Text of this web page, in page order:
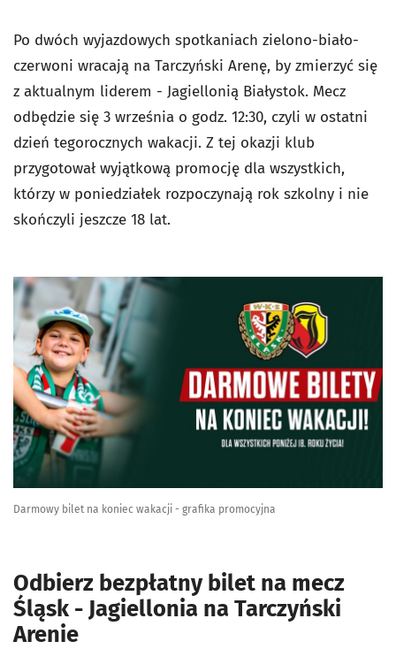
Po dwóch wyjazdowych spotkaniach zielono-biało-
czerwoni wracają na Tarczyński Arenę, by zmierzyć się
z aktualnym liderem - Jagiellonią Białystok. Mecz
odbędzie się 3 września o godz. 12:30, czyli w ostatni
dzień tegorocznych wakacji. Z tej okazji klub
przygotował wyjątkową promocję dla wszystkich,
którzy w poniedziałek rozpoczynają rok szkolny i nie
skończyli jeszcze 18 lat.
Darmowy bilet na koniec wakacji - grafika promocyjna
Odbierz bezpłatny bilet na mecz
Śląsk - Jagiellonia na Tarczyński
Arenie